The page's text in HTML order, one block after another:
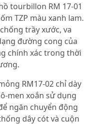
tourbillon RM 17-01
TZP màu xanh lam.
trầy xước, va
đường cong của
chính xác trong thời
RM17-02 chỉ dày
men xoắn sử dụng
ngăn chuyển động
dây cót và cuộn